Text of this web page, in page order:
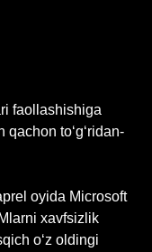
faollashishiga
qachon to‘g‘ridan-
oyida Microsoft
xavfsizlik
o‘z oldingi